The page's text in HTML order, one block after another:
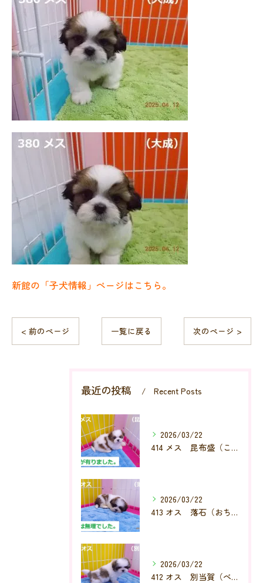
新館の「子犬情報」ページはこちら。
< 前のページ 一覧に戻る 次のページ >
最近の投稿 Recent Posts
2026/03/22
414 メス 昆布盛（こんぶもり）
2026/03/22
413 オス 落石（おちいし）
2026/03/22
412 オス 別当賀（べっとが）